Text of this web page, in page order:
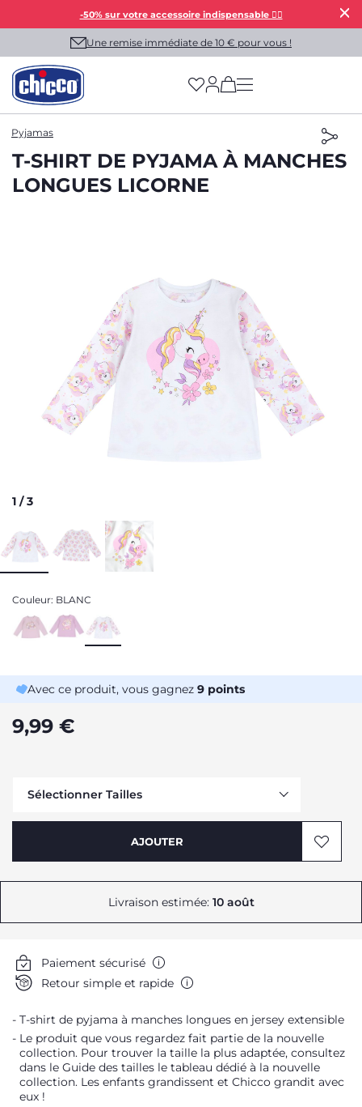
-50% sur votre accessoire indispensable 👯‍♀️
Une remise immédiate de 10 € pour vous !
(has more options
Pyjamas
T-SHIRT DE PYJAMA À MANCHES
LONGUES LICORNE
1 /3
Couleur: BLANC
Avec ce produit, vous gagnez 9 points
9,99 €
Sélectionner Tailles
Me prévenir
Me prévenir
Me prévenir
Me prévenir
Me prévenir
AJOUTER
Livraison estimée: 10 août
Paiement sécurisé
Retour simple et rapide
T-shirt de pyjama à manches longues en jersey extensible
Le produit que vous regardez fait partie de la nouvelle
collection. Pour trouver la taille la plus adaptée, consultez
dans le Guide des tailles le tableau dédié à la nouvelle
collection. Les enfants grandissent et Chicco grandit avec
eux !